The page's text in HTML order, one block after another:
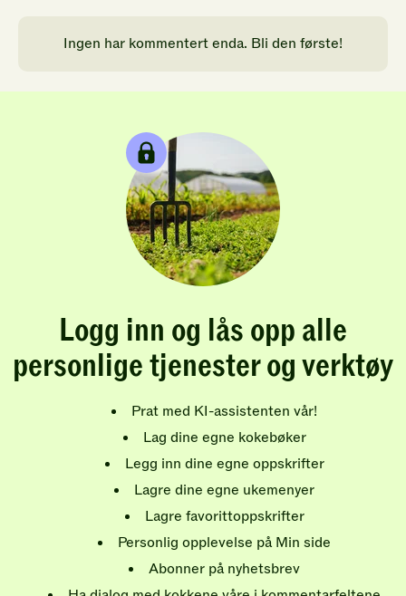
Ingen har kommentert enda. Bli den første!
Logg inn og lås opp alle
personlige tjenester og verktøy
Prat med KI-assistenten vår!
Lag dine egne kokebøker
Legg inn dine egne oppskrifter
Lagre dine egne ukemenyer
Lagre favorittoppskrifter
Personlig opplevelse på Min side
Abonner på nyhetsbrev